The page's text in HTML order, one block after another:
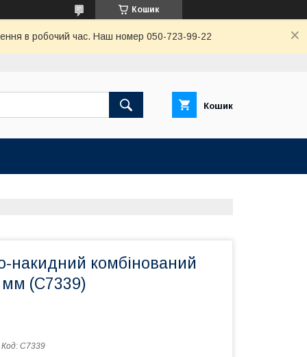
Кошик
в робочий час. Наш номер 050-723-99-22
Кошик
накидний комбінований
(C7339)
Код: C7339